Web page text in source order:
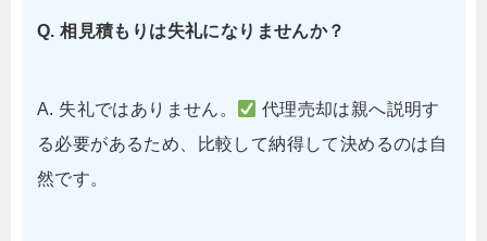
Q. 相見積もりは失礼になりませんか？
A. 失礼ではありません。
代理売却は親へ説明す
る必要があるため、比較して納得して決めるのは自
然です。